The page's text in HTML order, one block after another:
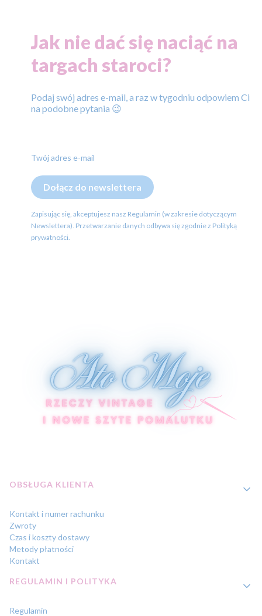
Jak nie dać się naciąć na
targach staroci?
Podaj swój adres e-mail, a raz w tygodniu odpowiem Ci
na podobne pytania 😉
Twój adres e-mail
Dołącz do newslettera
Zapisując się, akceptujesz nasz Regulamin (w zakresie dotyczącym
Newslettera). Przetwarzanie danych odbywa się zgodnie z Polityką
prywatności.
Linki w stopce
OBSŁUGA KLIENTA
Kontakt i numer rachunku
Zwroty
Czas i koszty dostawy
Metody płatności
Kontakt
REGULAMIN I POLITYKA
Regulamin